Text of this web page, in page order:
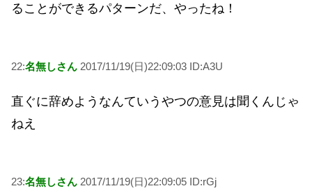
ることができるパターンだ、やったね！
22:名無しさん 2017/11/19(日)22:09:03 ID:A3U
直ぐに辞めようなんていうやつの意見は聞くんじゃ
ねえ
23:名無しさん 2017/11/19(日)22:09:05 ID:rGj